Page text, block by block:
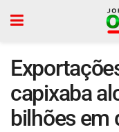
capixaba
bilhões em